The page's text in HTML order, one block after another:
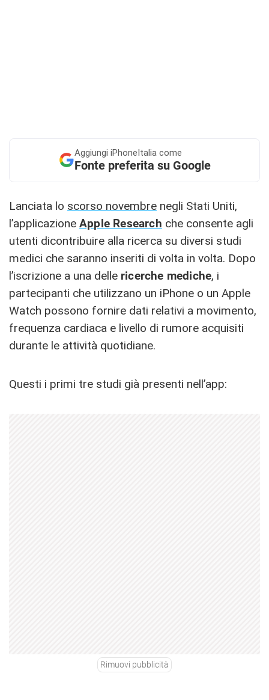
Aggiungi iPhoneItalia come
Fonte preferita su Google
Lanciata lo scorso novembre negli Stati Uniti,
l’applicazione Apple Research che consente agli
utenti dicontribuire alla ricerca su diversi studi
medici che saranno inseriti di volta in volta. Dopo
l’iscrizione a una delle ricerche mediche, i
partecipanti che utilizzano un iPhone o un Apple
Watch possono fornire dati relativi a movimento,
frequenza cardiaca e livello di rumore acquisiti
durante le attività quotidiane.
Questi i primi tre studi già presenti nell’app:
Rimuovi pubblicità